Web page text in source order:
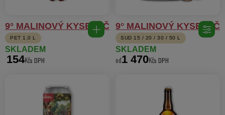
9° MALINOVÝ KYSELÁČ
PET 1,0 L
154Kč
SKLADEM
9° MALINOVÝ KYSELÁČ
SUD 15 / 20 / 30 / 50 L
od1 470Kč
SKLADEM